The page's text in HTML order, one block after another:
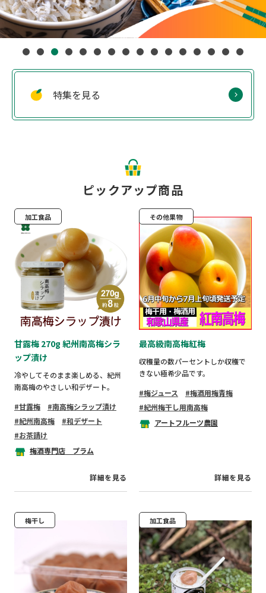
特集を見る
ピックアップ商品
加工食品
甘露梅 270g 紀州南高梅シラ
ップ漬け
冷やしてそのまま楽しめる、紀州
南高梅のやさしい和デザート。
甘露梅
南高梅シラップ漬け
紀州南高梅
和デザート
お茶請け
梅酒専門店 プラム
詳細を見る
その他果物
最高級南高梅紅梅
収穫量の数パーセントしか収穫で
きない極希少品です。
梅ジュース
梅酒用梅青梅
紀州梅干し用南高梅
アートフルーツ農園
詳細を見る
梅干し 加工食品